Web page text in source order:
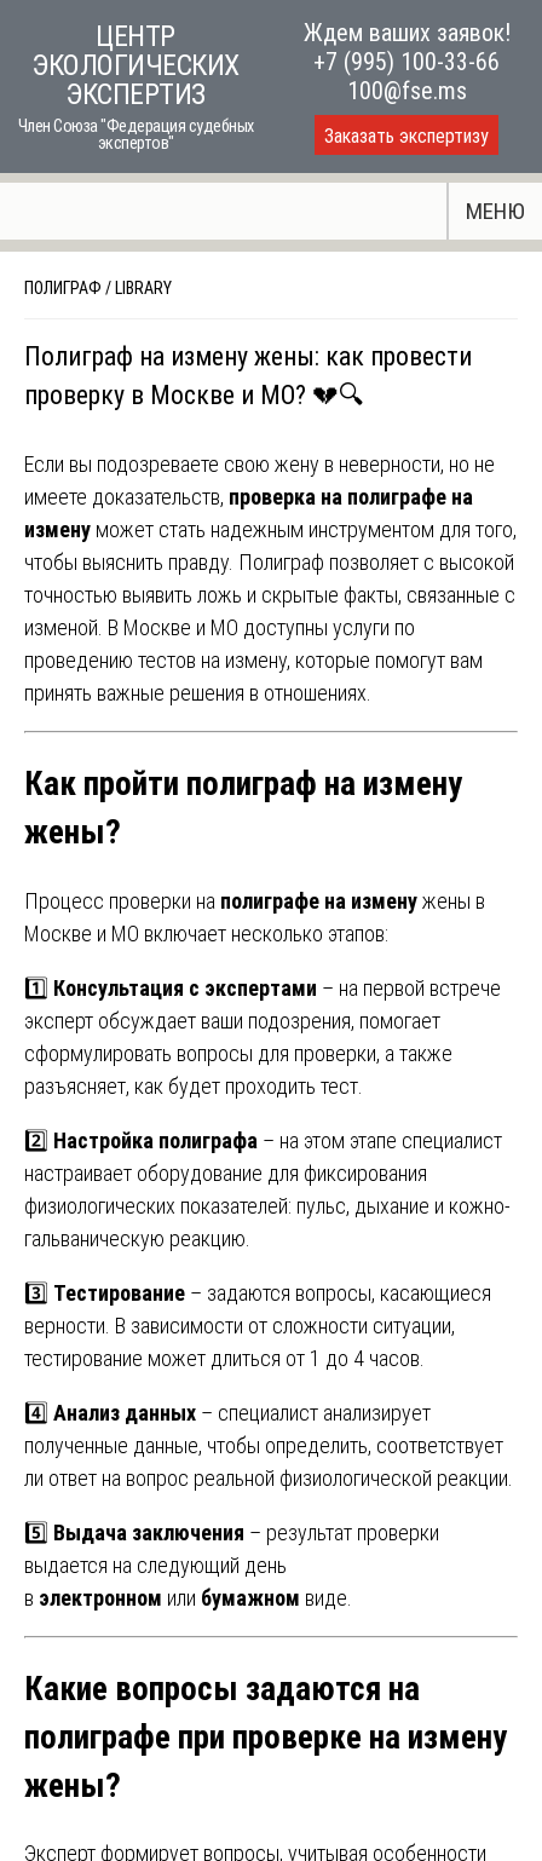
content
ЦЕНТР
ЭКОЛОГИЧЕСКИХ
ЭКСПЕРТИЗ
Член Союза "Федерация судебных
экспертов"
Ждем ваших заявок!
+7 (995) 100-33-66
100@fse.ms
Заказать экспертизу
МЕНЮ
ПОЛИГРАФ / LIBRARY
Полиграф на измену жены: как провести
проверку в Москве и МО? 💔🔍
Если вы подозреваете свою жену в неверности, но не
имеете доказательств, проверка на полиграфе на
измену может стать надежным инструментом для того,
чтобы выяснить правду. Полиграф позволяет с высокой
точностью выявить ложь и скрытые факты, связанные с
изменой. В Москве и МО доступны услуги по
проведению тестов на измену, которые помогут вам
принять важные решения в отношениях.
Как пройти полиграф на измену
жены?
Процесс проверки на полиграфе на изменужены в
Москве и МО включает несколько этапов:
1️⃣ Консультация с экспертами – на первой встрече
эксперт обсуждает ваши подозрения, помогает
сформулировать вопросы для проверки, а также
разъясняет, как будет проходить тест.
2️⃣ Настройка полиграфа – на этом этапе специалист
настраивает оборудование для фиксирования
физиологических показателей: пульс, дыхание и кожно-
гальваническую реакцию.
3️⃣ Тестирование – задаются вопросы, касающиеся
верности. В зависимости от сложности ситуации,
тестирование может длиться от 1 до 4 часов.
4️⃣ Анализ данных – специалист анализирует
полученные данные, чтобы определить, соответствует
ли ответ на вопрос реальной физиологической реакции.
5️⃣ Выдача заключения – результат проверки
выдается на следующий день
в электронном или бумажном виде.
Какие вопросы задаются на
полиграфе при проверке на измену
жены?
Эксперт формирует вопросы, учитывая особенности